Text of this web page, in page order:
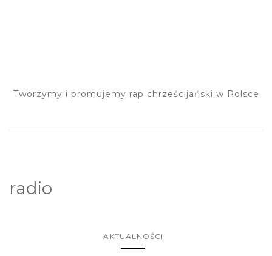
Tworzymy i promujemy rap chrześcijański w Polsce
radio
AKTUALNOŚCI